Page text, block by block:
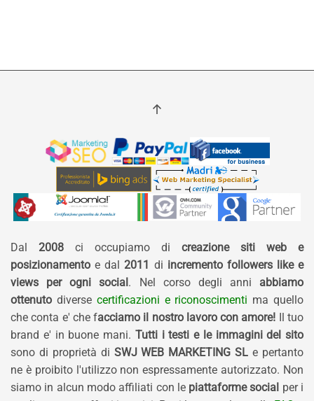
Dal 2008 ci occupiamo di creazione siti web e
posizionamento e dal 2011 di incremento followers like e
views per ogni social . Nel corso degli anni abbiamo
ottenuto diverse certificazioni e riconoscimenti ma quello
che conta e' che facciamo il nostro lavoro con amore! Il tuo
brand e' in buone mani. Tutti i testi e le immagini del sito
sono di proprietà di SWJ WEB MARKETING SL e pertanto
ne è proibito l'utilizzo non espressamente autorizzato. Non
siamo in alcun modo affiliati con le piattaforme social per i